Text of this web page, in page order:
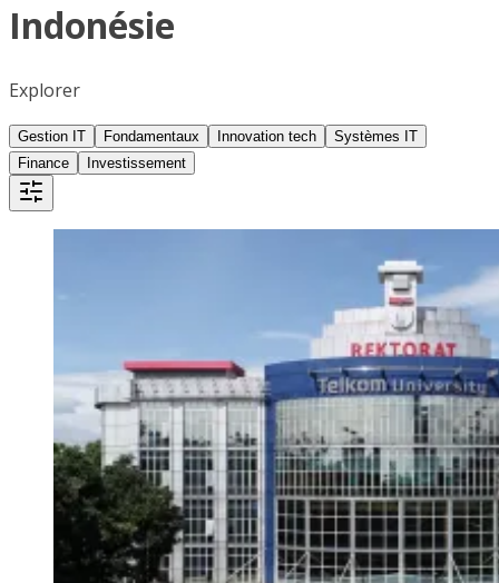
Indonésie
Explorer
Gestion IT Fondamentaux Innovation tech
Systèmes IT
Finance
Investissement